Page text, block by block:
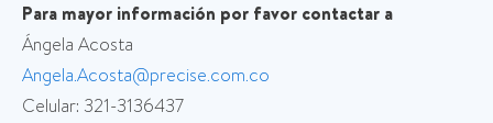
Para mayor información por favor contactar a
Ángela Acosta
Angela.Acosta@precise.com.co
Celular: 321-3136437